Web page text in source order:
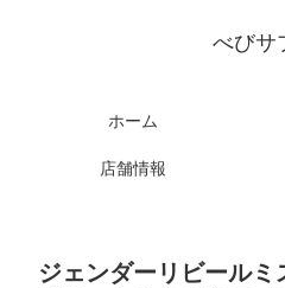
べびサ
ホーム
店舗情報
ジェンダーリビールミ